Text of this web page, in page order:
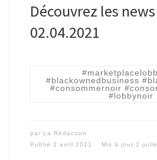
Découvrez les
02.04.2021
#blackownedbusiness
#consommernoir
#lobbynoir
par La Rédaction
Publié 2 avril 2021 Mis à jour 2